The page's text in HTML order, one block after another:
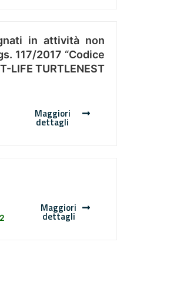
in attività non
117/2017 “Codice
TURTLENEST
Maggiori
dettagli
Maggiori
dettagli